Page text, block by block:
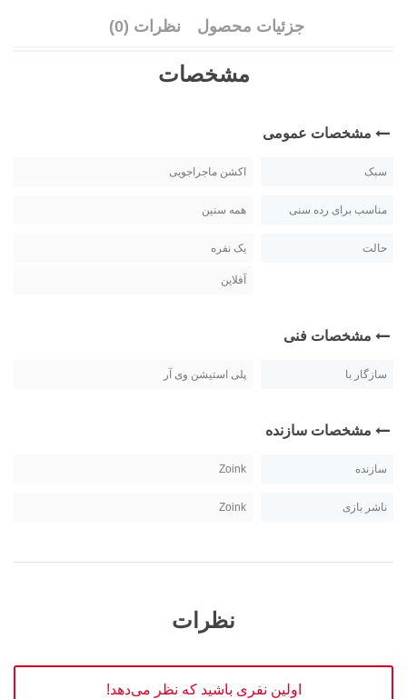
جزئیات محصول نظرات (0)
مشخصات
مشخصات عمومی
سبک اکشن ماجراجویی
مناسب برای رده سنی همه سنین
حالت یک نفره
آفلاین
مشخصات فنی
سازگار با پلی استیشن وی آر
مشخصات سازنده
سازنده Zoink
ناشر بازی Zoink
نظرات
اولین نفری باشید که نظر می‌دهد!